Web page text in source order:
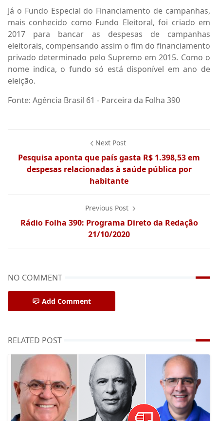
Já o Fundo Especial do Financiamento de campanhas,
mais conhecido como Fundo Eleitoral, foi criado em
2017 para bancar as despesas de campanhas
eleitorais, compensando assim o fim do financiamento
privado determinado pelo Supremo em 2015. Como o
nome indica, o fundo só está disponível em ano de
eleição.
Fonte: Agência Brasil 61 - Parceira da Folha 390
Next Post
Pesquisa aponta que país gasta R$ 1.398,53 em
despesas relacionadas à saúde pública por
habitante
Previous Post
Rádio Folha 390: Programa Direto da Redação
21/10/2020
NO COMMENT
Add Comment
RELATED POST